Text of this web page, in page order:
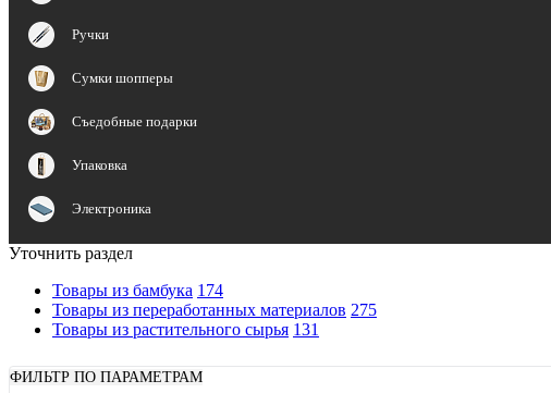
Ручки
Сумки шопперы
Съедобные подарки
Упаковка
Электроника
Уточнить раздел
Товары из бамбука 174
Товары из переработанных материалов 275
Товары из растительного сырья 131
ФИЛЬТР ПО ПАРАМЕТРАМ